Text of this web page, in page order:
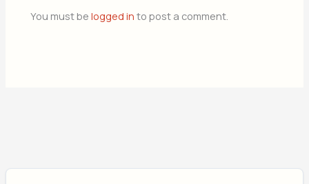
You must belogged in to post a comment.